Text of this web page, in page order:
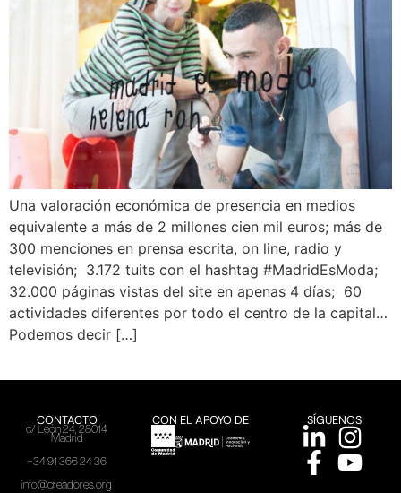
Una valoración económica de presencia en medios
equivalente a más de 2 millones cien mil euros; más de
300 menciones en prensa escrita, on line, radio y
televisión; 3.172 tuits con el hashtag #MadridEsModa;
32.000 páginas vistas del site en apenas 4 días; 60
actividades diferentes por todo el centro de la capital…
Podemos decir […]
CONTACTO
c/ León 24, 28014
Madrid
+34 91 366 24 36
info@creadores.org
CON EL APOYO DE SÍGUENOS